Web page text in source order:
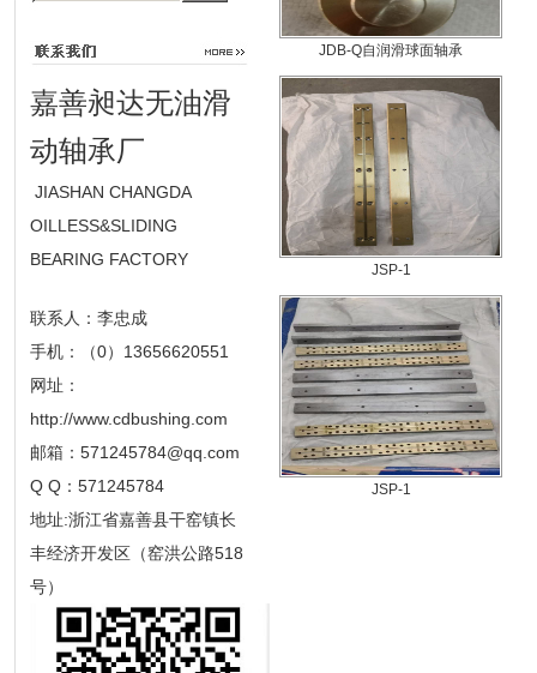
嘉善昶达无油滑
动轴承厂
JIASHAN CHANGDA
OILLESS&SLIDING
BEARING FACTORY
联系人：李忠成
手机：（0）13656620551
网址：
http://www.cdbushing.com
邮箱： 571245784@qq.com
Q Q：571245784
地址:浙江省嘉善县干窑镇长
丰经济开发区（窑洪公路518
号）
JDB-Q自润滑球面轴承
JSP-1
JSP-1